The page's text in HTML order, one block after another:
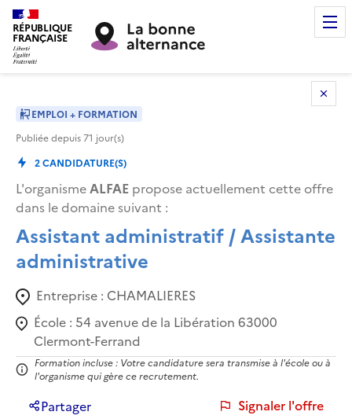
RÉPUBLIQUE
FRANÇAISE
EMPLOI + FORMATION
Publiée depuis71 jour(s)
2CANDIDATURE(S)
L'organismeALFAE propose actuellement cette offre
dans le domaine suivant :
Assistant administratif / Assistante
administrative
Entreprise : CHAMALIERES
École : 54 avenue de la Libération 63000
Clermont-Ferrand
Formation incluse : Votre candidature sera transmise à l'école ou à
l'organisme qui gère ce recrutement.
Partager Signaler l'offre